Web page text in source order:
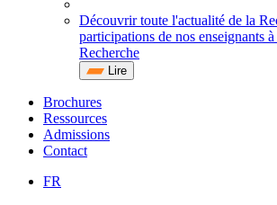
Découvrir toute l'actualité de la
participations de nos enseignants
Recherche
Lire
Brochures
Ressources
Admissions
Contact
FR